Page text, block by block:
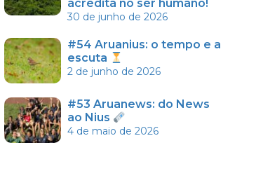
acredita no ser humano!
30 de junho de 2026
#54 Aruanius: o tempo e a
escuta
2 de junho de 2026
#53 Aruanews: do News
ao Nius
4 de maio de 2026